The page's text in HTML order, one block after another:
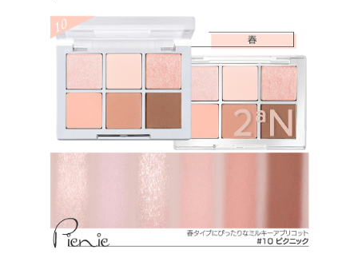
グリコール、ステアリン酸Ｍｇ、トリエトキシカプリリルシラン、ス
テアリン酸ジメチコノール、ラウロイルリシン、ジメチコン、カプリ
ル酸グリセリル、エチルヘキシルグリセリン、水酸化Ａｌ、メチコ
ン、カオリン、オクチルドデカノール、マカデミア種子油、水添レシ
チン、オクテニルコハク酸デンプンＡｌ、リン酸３Ｃａ、トリ（カプ
リル酸／カプリン酸）グリセリル、タルク、酸化チタン、酸化スズ、
酸化鉄、カルミン、黄４、赤２２６、マンガンバイオレット、グンジ
★14：ジメチコン、マイカ、合成フルオロフロゴパイト、メタクリル
酸メチルクロスポリマー、ホウケイ酸（Ｃａ／Ａｌ）、ホウケイ酸
（Ｃａ／Ｎａ）、ジエチルヘキサン酸ネオペンチルグリコール、ラウ
リン酸ヘキシル、（ジメチコン／ビニルジメチコン）クロスポリマ
ー、ナイロン－１２、（セバシン酸／イソパルミチン酸）ジグリセリ
ル、セスキイソステアリン酸ソルビタン、ミリスチン酸Ｍｇ、メチル
プロパンジオール、ヘキサ（ヒドロキシステアリン酸／ステアリン
酸／ロジン酸）ジペンタエリスリチル、シリカ、プロパンジオー
ル、合成ワックス、トコフェロール、タルク、ステアロイルオキシス